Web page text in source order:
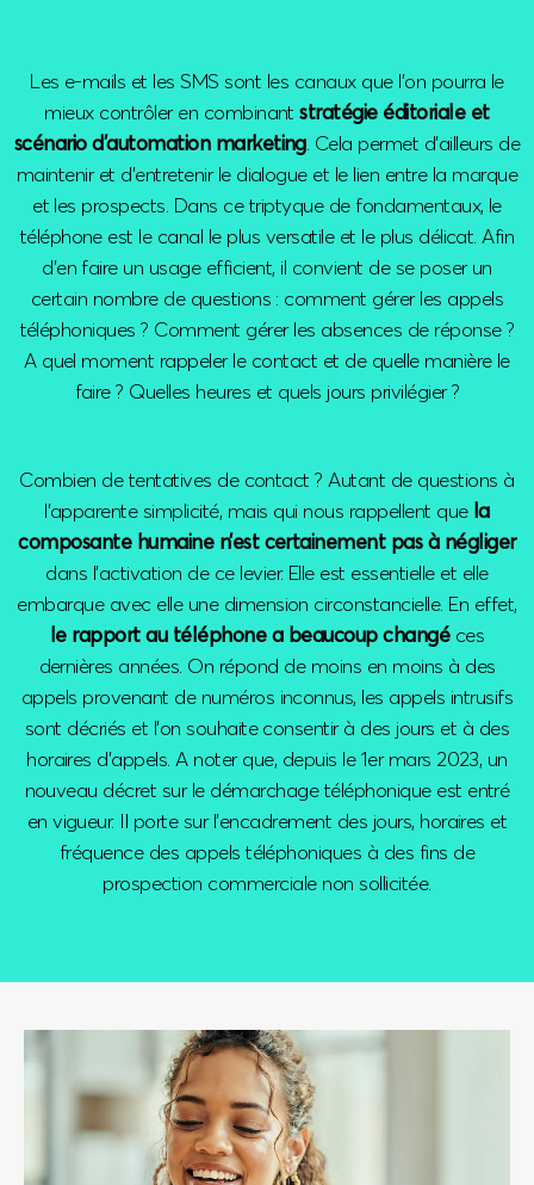
Les e-mails et les SMS sont les canaux que l’on pourra le
mieux contrôler en combinantstratégie éditoriale et
scénario d’automation marketing. Cela permet d’ailleurs de
maintenir et d’entretenir le dialogue et le lien entre la marque
et les prospects. Dans ce triptyque de fondamentaux, le
téléphone est le canal le plus versatile et le plus délicat. Afin
d’en faire un usage efficient, il convient de se poser un
certain nombre de questions : comment gérer les appels
téléphoniques ? Comment gérer les absences de réponse ?
A quel moment rappeler le contact et de quelle manière le
faire ? Quelles heures et quels jours privilégier ?
Combien de tentatives de contact ? Autant de questions à
l’apparente simplicité, mais qui nous rappellent que la
composante humaine n’est certainement pas à négliger
dans l’activation de ce levier. Elle est essentielle et elle
embarque avec elle une dimension circonstancielle. En effet,
le rapport au téléphone a beaucoup changéces
dernières années. On répond de moins en moins à des
appels provenant de numéros inconnus, les appels intrusifs
sont décriés et l’on souhaite consentir à des jours et à des
horaires d’appels. A noter que, depuis le 1er mars 2023, un
nouveau décret sur le démarchage téléphonique est entré
en vigueur. Il porte sur l’encadrement des jours, horaires et
fréquence des appels téléphoniques à des fins de
prospection commerciale non sollicitée.